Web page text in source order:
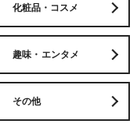
化粧品・コスメ
趣味・エンタメ
その他